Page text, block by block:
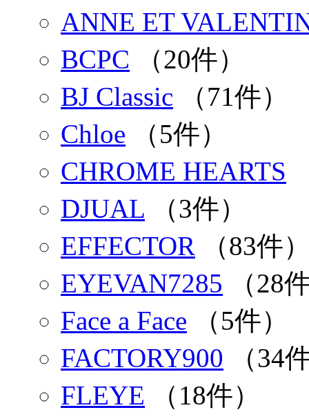
ANNE ET
BCPC （20件）
BJ Classic （71件）
Chloe （5件）
CHROME HEARTS
DJUAL （3件）
EFFECTOR （83件
EYEVAN7285 （28
Face a Face （5件）
FACTORY900 （34
FLEYE （18件）